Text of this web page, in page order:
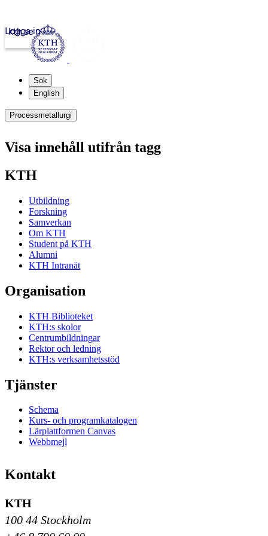
kth.se
Logga in
Sök
English
Processmetallurgi
Visa innehåll utifrån tagg
KTH
Utbildning
Forskning
Samverkan
Om KTH
Student på KTH
Alumni
KTH Intranät
Organisation
KTH Biblioteket
KTH:s skolor
Centrumbildningar
Rektor och ledning
KTH:s verksamhetsstöd
Tjänster
Schema
Kurs- och programkatalogen
Lärplattformen Canvas
Webbmejl
Kontakt
KTH
100 44 Stockholm